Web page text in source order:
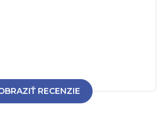
je 5 z 5 hviezdičiek.
RECENZIE